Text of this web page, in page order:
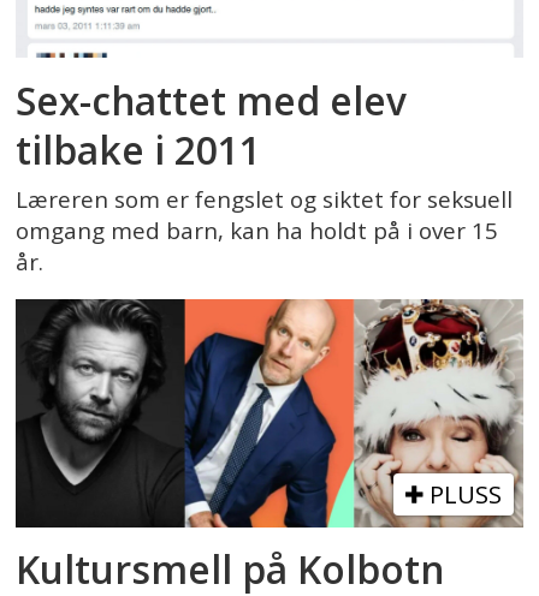
Sex-chattet med elev
tilbake i 2011
Læreren som er fengslet og siktet for seksuell
omgang med barn, kan ha holdt på i over 15
år.
PLUSS
Kultursmell på Kolbotn